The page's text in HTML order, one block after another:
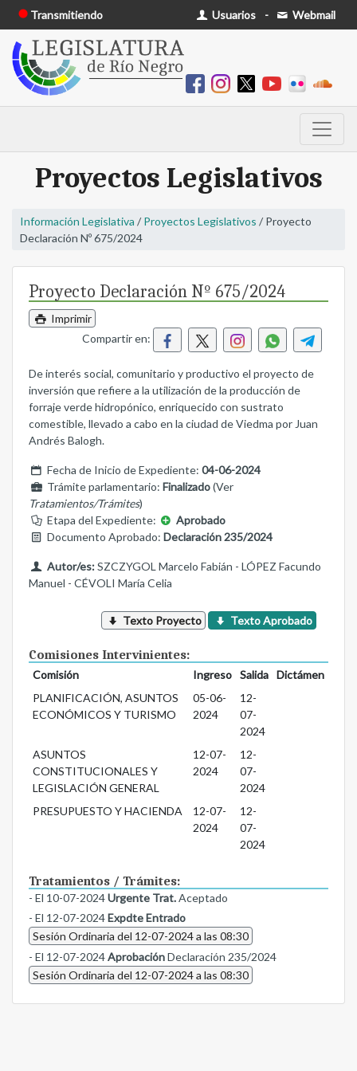
Transmitiendo Usuarios - Webmail
Proyectos Legislativos
Información Legislativa / Proyectos Legislativos / Proyecto
Declaración Nº 675/2024
Proyecto Declaración Nº 675/2024
Imprimir
Compartir en:
De interés social, comunitario y productivo el proyecto de
inversión que refiere a la utilización de la producción de
forraje verde hidropónico, enriquecido con sustrato
comestible, llevado a cabo en la ciudad de Viedma por Juan
Andrés Balogh.
Fecha de Inicio de Expediente: 04-06-2024
Trámite parlamentario: Finalizado(Ver
Tratamientos/Trámites)
Etapa del Expediente:
Aprobado
Documento Aprobado: Declaración 235/2024
Autor/es:SZCZYGOL Marcelo Fabián - LÓPEZ Facundo
Manuel - CÉVOLI María Celia
Texto Proyecto Texto Aprobado
Comisiones Intervinientes:
Comisión Ingreso Salida
Dictámen
PLANIFICACIÓN, ASUNTOS
ECONÓMICOS Y TURISMO
05-06-
2024
12-
07-
2024
ASUNTOS
CONSTITUCIONALES Y
LEGISLACIÓN GENERAL
12-07-
2024
12-
07-
2024
PRESUPUESTO Y HACIENDA
12-07-
2024
12-
07-
2024
Tratamientos / Trámites:
- El 10-07-2024Urgente Trat.Aceptado
- El 12-07-2024Expdte Entrado
Sesión Ordinaria del 12-07-2024 a las 08:30
- El 12-07-2024AprobaciónDeclaración 235/2024
Sesión Ordinaria del 12-07-2024 a las 08:30